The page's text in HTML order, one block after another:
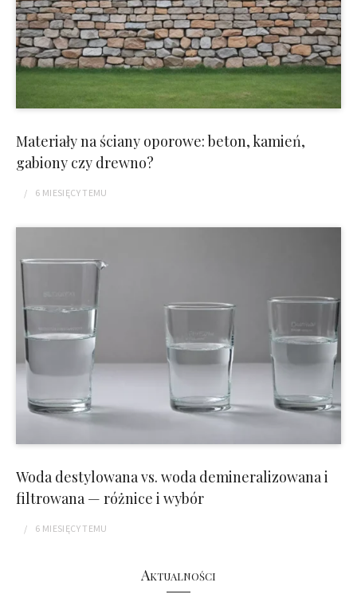
Materiały na ściany oporowe: beton, kamień,
gabiony czy drewno?
6 MIESIĘCYTEMU
Woda destylowana vs. woda demineralizowana i
filtrowana — różnice i wybór
6 MIESIĘCYTEMU
Aktualności